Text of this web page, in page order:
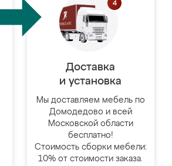
Доставка
и установка
Мы доставляем мебель по
Домодедово и всей
Московской области
бесплатно!
Стоимость сборки мебели:
10% от стоимости заказа.